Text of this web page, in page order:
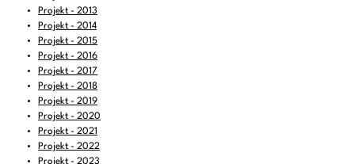
Projekt - 2013
Projekt - 2014
Projekt - 2015
Projekt - 2016
Projekt - 2017
Projekt - 2018
Projekt - 2019
Projekt - 2020
Projekt - 2021
Projekt - 2022
Projekt - 2023